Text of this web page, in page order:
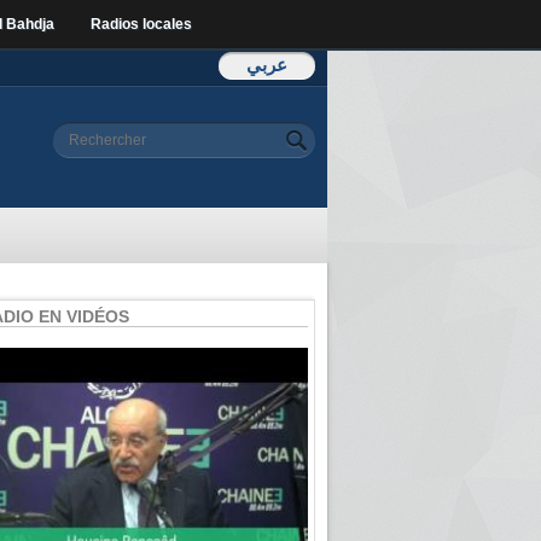
Bahdja Radios locales
عربي
Formulaire de
Rechercher
EN VIDÉOS